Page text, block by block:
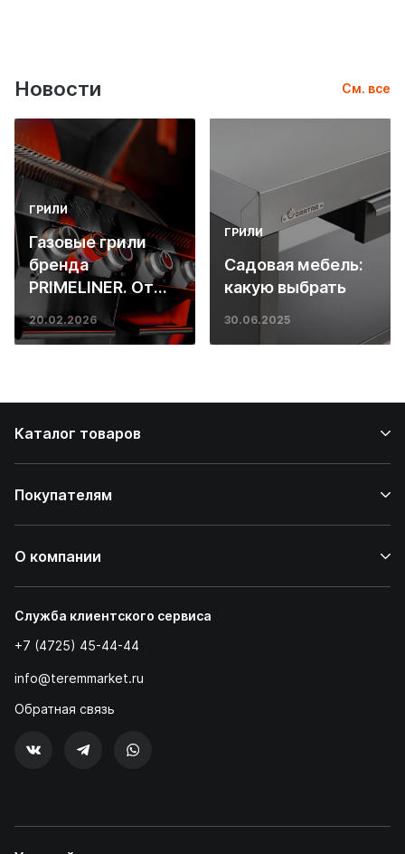
Новости См. все
ГРИЛИ
Газовые грили
бренда
PRIMELINER. От
основ инженерии
до ресторанных
20.02.2026
ГРИЛИ
Садовая мебель:
какую выбрать
30.06.2025
Каталог товаров
Покупателям
О компании
Служба клиентского сервиса
+7 (4725) 45-44-44
info@teremmarket.ru
Обратная связь